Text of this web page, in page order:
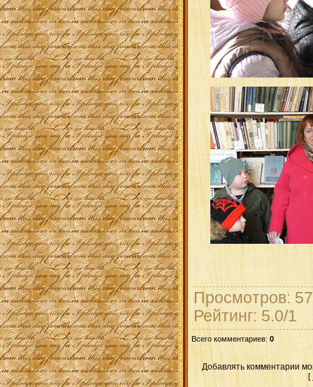
Просмотров:
Рейтинг: 5.0/1
Всего комментариев: 0
Добавлять комментарии
[